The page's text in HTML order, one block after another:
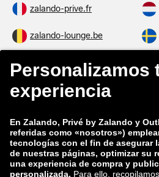
zalando-prive.fr
zalando-lounge.be
zalando-lounge.fi
zalando-lounge.co.uk
zalando-prive.es
zalando-lounge.lt
zalando-lounge.ro